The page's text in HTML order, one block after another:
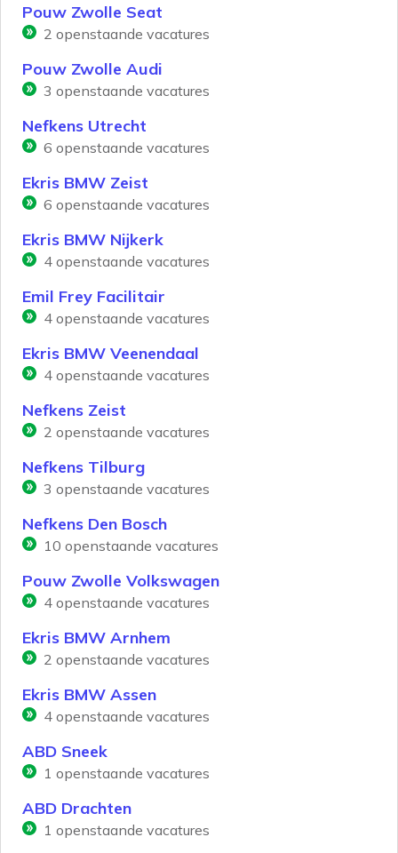
Pouw Zwolle Seat
2 openstaande vacatures
Pouw Zwolle Audi
3 openstaande vacatures
Nefkens Utrecht
6 openstaande vacatures
Ekris BMW Zeist
6 openstaande vacatures
Ekris BMW Nijkerk
4 openstaande vacatures
Emil Frey Facilitair
4 openstaande vacatures
Ekris BMW Veenendaal
4 openstaande vacatures
Nefkens Zeist
2 openstaande vacatures
Nefkens Tilburg
3 openstaande vacatures
Nefkens Den Bosch
10 openstaande vacatures
Pouw Zwolle Volkswagen
4 openstaande vacatures
Ekris BMW Arnhem
2 openstaande vacatures
Ekris BMW Assen
4 openstaande vacatures
ABD Sneek
1 openstaande vacatures
ABD Drachten
1 openstaande vacatures